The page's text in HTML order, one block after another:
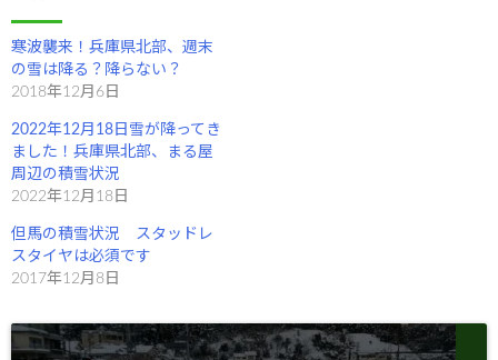
で
き
ま
す
)
し
い
ウ
ィ
ン
ド
ウ
で
開
き
ま
す
寒波襲来！兵庫県北部、週末
の雪は降る？降らない？
2018年12月6日
2022年12月18日雪が降ってき
ました！兵庫県北部、まる屋
周辺の積雪状況
2022年12月18日
但馬の積雪状況 スタッドレ
スタイヤは必須です
2017年12月8日